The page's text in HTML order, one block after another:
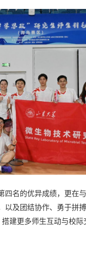
名的优异成绩，更在
及团结协作、勇于拼
建更多师生互动与校